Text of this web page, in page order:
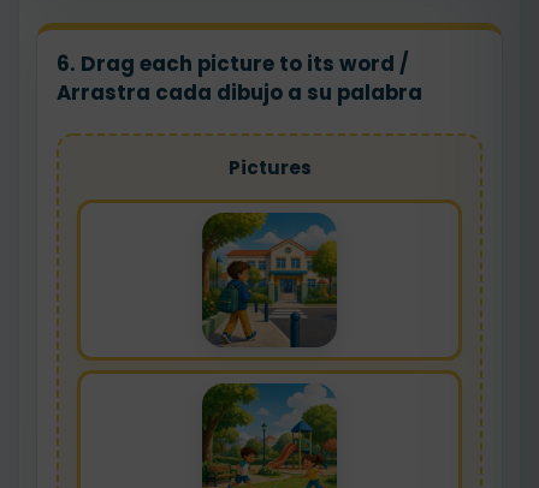
6. Drag each picture to its word /
Arrastra cada dibujo a su palabra
Pictures